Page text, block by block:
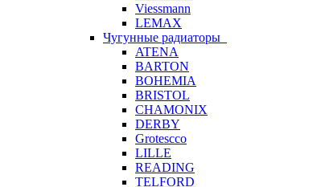
Viessmann
LEMAX
Чугунные радиаторы
ATENA
BARTON
BOHEMIA
BRISTOL
CHAMONIX
DERBY
Grotescco
LILLE
READING
TELFORD